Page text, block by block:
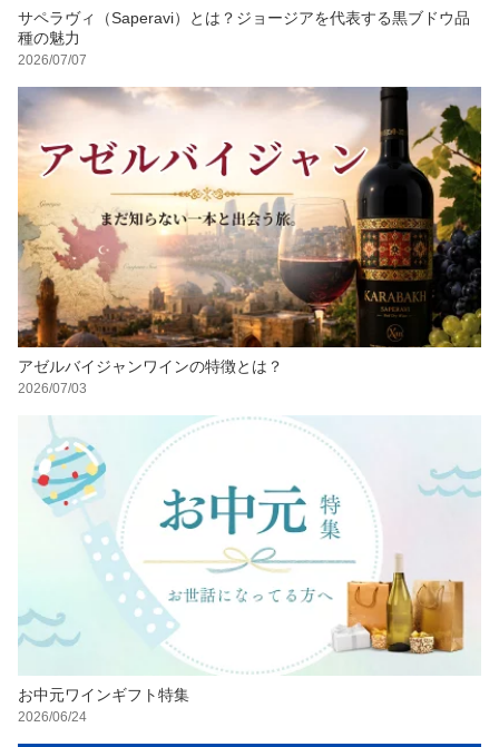
サペラヴィ（Saperavi）とは？ジョージアを代表する黒ブドウ品
種の魅力
2026/07/07
アゼルバイジャンワインの特徴とは？
2026/07/03
お中元ワインギフト特集
2026/06/24